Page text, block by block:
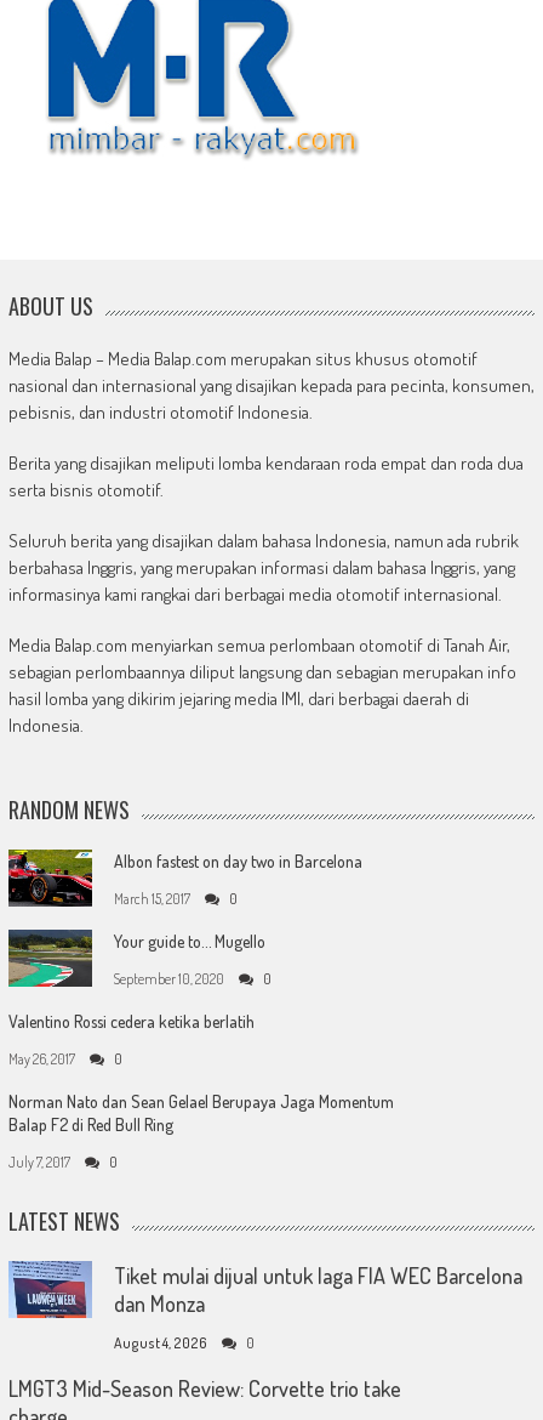
ABOUT US
Media Balap – Media Balap.com merupakan situs khusus otomotif
nasional dan internasional yang disajikan kepada para pecinta, konsumen,
pebisnis, dan industri otomotif Indonesia.
Berita yang disajikan meliputi lomba kendaraan roda empat dan roda dua
serta bisnis otomotif.
Seluruh berita yang disajikan dalam bahasa Indonesia, namun ada rubrik
berbahasa Inggris, yang merupakan informasi dalam bahasa Inggris, yang
informasinya kami rangkai dari berbagai media otomotif internasional.
Media Balap.com menyiarkan semua perlombaan otomotif di Tanah Air,
sebagian perlombaannya diliput langsung dan sebagian merupakan info
hasil lomba yang dikirim jejaring media IMI, dari berbagai daerah di
Indonesia.
RANDOM NEWS
Albon fastest on day two in Barcelona
March 15, 2017 0
Your guide to… Mugello
September 10, 2020 0
Valentino Rossi cedera ketika berlatih
May 26, 2017 0
Norman Nato dan Sean Gelael Berupaya Jaga Momentum
Balap F2 di Red Bull Ring
July 7, 2017 0
LATEST NEWS
Tiket mulai dijual untuk laga FIA WEC Barcelona
dan Monza
August 4, 2026 0
LMGT3 Mid-Season Review: Corvette trio take